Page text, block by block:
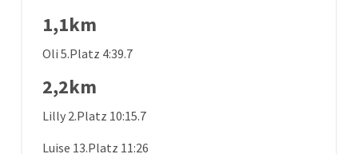
1,1km
Oli 5.Platz 4:39.7
2,2km
Lilly 2.Platz 10:15.7
Luise 13.Platz 11:26